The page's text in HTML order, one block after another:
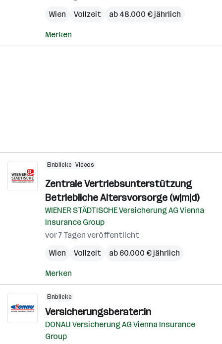
Wien
Vollzeit ab 48.000 € jährlich
Merken
Einblicke Videos
Zentrale Vertriebsunterstützung
Betriebliche Altersvorsorge (w|m|d)
WIENER STÄDTISCHE Versicherung AG Vienna
Insurance Group
vor 7 Tagen veröffentlicht
Wien
Vollzeit ab 60.000 € jährlich
Merken
Einblicke
Versicherungsberater:in
DONAU Versicherung AG Vienna Insurance
Group